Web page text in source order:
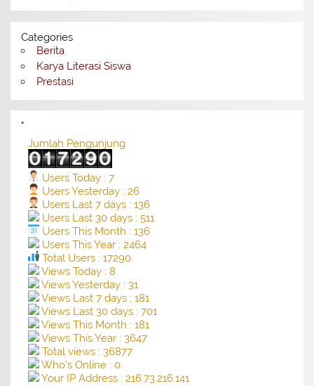
Categories
Berita
Karya Literasi Siswa
Prestasi
"
Jumlah Pengunjung
Users Today : 7
Users Yesterday : 26
Users Last 7 days : 136
Users Last 30 days : 511
Users This Month : 136
Users This Year : 2464
Total Users : 17290
Views Today : 8
Views Yesterday : 31
Views Last 7 days : 181
Views Last 30 days : 701
Views This Month : 181
Views This Year : 3647
Total views : 36877
Who's Online : 0
Your IP Address : 216.73.216.141